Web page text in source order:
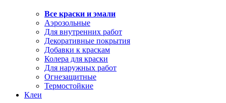
Все краски и эмали
Аэрозольные
Для внутренних работ
Декоративные покрытия
Добавки к краскам
Колера для краски
Для наружных работ
Огнезащитные
Термостойкие
Клеи